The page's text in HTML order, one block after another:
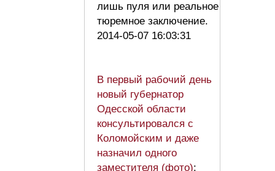
лишь пуля или реальное
тюремное заключение.
2014-05-07 16:03:31
В первый рабочий день
новый губернатор
Одесской области
консультировался с
Коломойским и даже
назначил одного
заместителя (фото):